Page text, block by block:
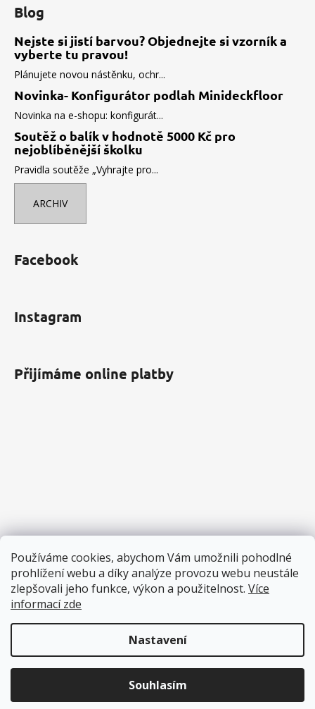
Používáme cookies, abychom Vám umožnili pohodlné
prohlížení webu a díky analýze provozu webu neustále
zlepšovali jeho funkce, výkon a použitelnost. Více
informací zde
Nastavení
Souhlasím
Blog
Nejste si jistí barvou? Objednejte si vzorník a
vyberte tu pravou!
Plánujete novou nástěnku, ochr...
Novinka- Konfigurátor podlah Minideckfloor
Novinka na e-shopu: konfigurát...
Soutěž o balík v hodnotě 5000 Kč pro
nejoblíběnější školku
Pravidla soutěže „Vyhrajte pro...
ARCHIV
Facebook
Instagram
Přijímáme online platby
Copyright 2026Pěnové hračky. Všechna práva vyhrazena.
Upravit nastavení cookies
Přihlas se do Pěníkova Klubu